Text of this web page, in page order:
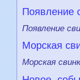
Появлeние
Появлeние
Морская
Морская